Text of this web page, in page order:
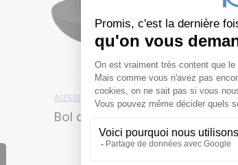
ALESSI
Bol double
ALESSI
de